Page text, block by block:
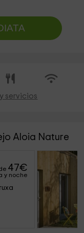
servicios
Aloia Nature
47€
y noche